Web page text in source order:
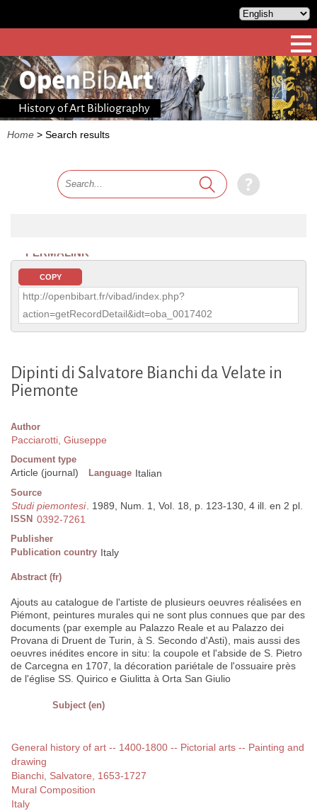
History of Art Bibliography
Home > Search results
PERMALINK
COPY
http://openbibart.fr/vibad/index.php?
action=getRecordDetail&idt=oba_0017402
Dipinti di Salvatore Bianchi da Velate in
Piemonte
Author
Pacciarotti, Giuseppe
Document type
Article (journal) Language Italian
Source
Studi piemontesi. 1989, Num. 1, Vol. 18, p. 123-130, 4 ill. en 2 pl.
ISSN 0392-7261
Publisher
Publication country Italy
Abstract (fr)
Ajouts au catalogue de l'artiste de plusieurs oeuvres réalisées en
Piémont, peintures murales qui ne sont plus connues que par des
documents (par exemple au Palazzo Reale et au Palazzo dei
Provana di Druent de Turin, à S. Secondo d'Asti), mais aussi des
oeuvres inédites encore in situ: la coupole et l'abside de S. Pietro
de Carcegna en 1707, la décoration pariétale de l'ossuaire près
de l'église SS. Quirico e Giulitta à Orta San Giulio
Subject (en)
General history of art -- 1400-1800 -- Pictorial arts -- Painting and
drawing
Bianchi, Salvatore, 1653-1727
Mural Composition
Italy